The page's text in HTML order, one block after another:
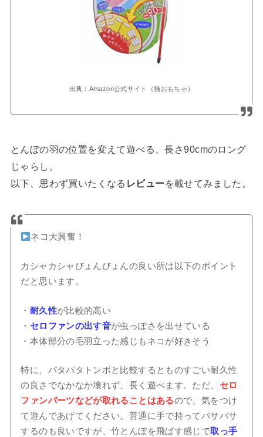
出典：Amazon公式サイト（猫おもちゃ）
とんぼの羽の位置を変えて遊べる、長さ90cmのロング
じゃらし。
以下、思わず買いたくなる レビューを載せてみました。
ネコ大興奮！
カシャカシャびょんびょんの良い所は以下のポイント
だと思います。
・ 耐久性が比較的高い
・ セロファンの出す音が虫っぽさを出せている
・本体部分の毛羽立った感じもネコが好きそう
特に、パタパタトンボと比較するとものすごい耐久性
の良さでなかなか壊れず、長く遊べます。ただ、 セロ
ファンパーツなどが取れることはあるので、気をつけ
て遊んであげてください。普通に手で持ってバサバサ
するのも良いですが、竹とんぼを飛ばす感じで取っ手